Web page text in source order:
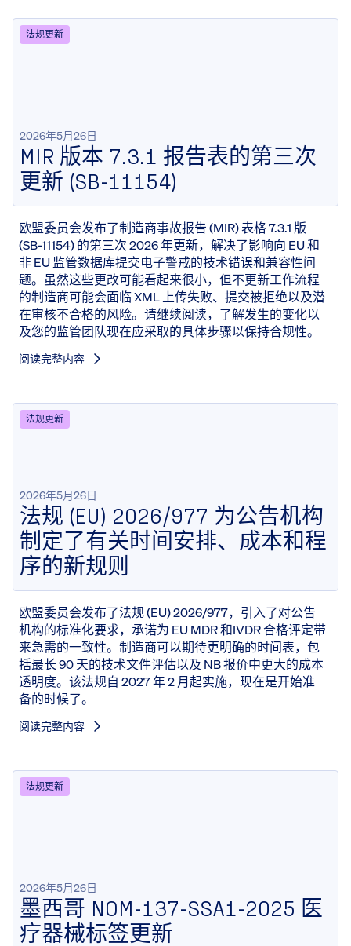
法规更新
2026年5月26日
MIR 版本 7.3.1 报告表的第三次
更新 (SB-11154)
欧盟委员会发布了制造商事故报告 (MIR) 表格 7.3.1 版
(SB-11154) 的第三次 2026 年更新，解决了影响向 EU 和
非 EU 监管数据库提交电子警戒的技术错误和兼容性问
题。虽然这些更改可能看起来很小，但不更新工作流程
的制造商可能会面临 XML 上传失败、提交被拒绝以及潜
在审核不合格的风险。请继续阅读，了解发生的变化以
及您的监管团队现在应采取的具体步骤以保持合规性。
阅读完整内容
法规更新
2026年5月26日
法规 (EU) 2026/977 为公告机构
制定了有关时间安排、成本和程
序的新规则
欧盟委员会发布了法规 (EU) 2026/977，引入了对公告
机构的标准化要求，承诺为 EU MDR 和IVDR 合格评定带
来急需的一致性。制造商可以期待更明确的时间表，包
括最长 90 天的技术文件评估以及 NB 报价中更大的成本
透明度。该法规自 2027 年 2 月起实施，现在是开始准
备的时候了。
阅读完整内容
法规更新
2026年5月26日
墨西哥 NOM-137-SSA1-2025 医
疗器械标签更新